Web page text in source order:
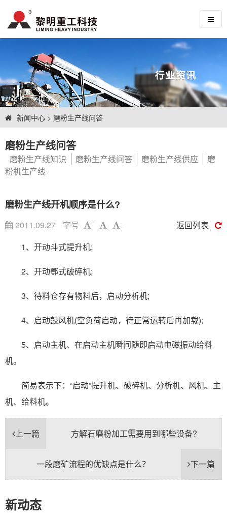
新闻中心 > 磨粉生产线问答
磨粉生产线问答
磨粉生产线知识 磨粉生产线问答 磨粉生产线供应
磨
粉机生产线
磨粉生产线开机顺序是什么?
2011.09.27 字号 + -
返回列表
1、开动斗式提升机;
2、开动鄂式破碎机;
3、待料仓存有物料后，启动分析机;
4、启动鼓风机(空负荷启动，待正常运转后再加载);
5、启动主机、在启动主机瞬间随即启动电磁振动给料
机。
简易表示下：“启动”提升机、破碎机、分析机、风机、主
机、给料机。
上一篇 方解石磨粉加工需要用到哪些设备?
下一篇
一段磨矿流程的优缺点是什么？
新动态